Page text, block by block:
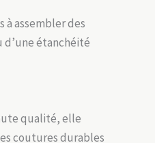
à assembler des
d’une étanchéité
qualité, elle
coutures durables